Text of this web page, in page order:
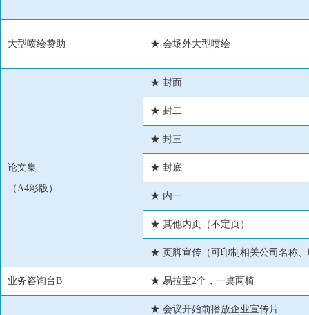
大型喷绘赞助 ★ 会场外大型喷绘
论文集
（A4彩版）
★ 封面
★ 封二
★ 封三
★ 封底
★ 内一
★ 其他内页（不定页）
★ 页脚宣传（可印制相关公司名称
业务咨询台B ★ 易拉宝2个，一桌两椅
★ 会议开始前播放企业宣传片